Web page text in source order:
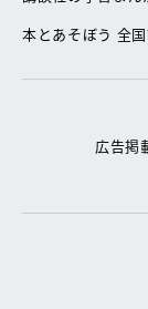
本とあそぼう 全
広告掲